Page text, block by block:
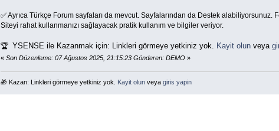
✅ Ayrıca Türkçe Forum sayfaları da mevcut. Sayfalarından da Destek alabiliyorsunuz.
Siteyi rahat kullanmanızı sağlayacak pratik kullanım ve bilgiler veriyor.
🏆 YSENSE ile Kazanmak için: Linkleri görmeye yetkiniz yok. Kayit olunveya
« Son Düzenleme: 07 Ağustos 2025, 21:15:23 Gönderen: DEMO»
🎁 Kazan: Linkleri görmeye yetkiniz yok. Kayit olunveya giris yapin